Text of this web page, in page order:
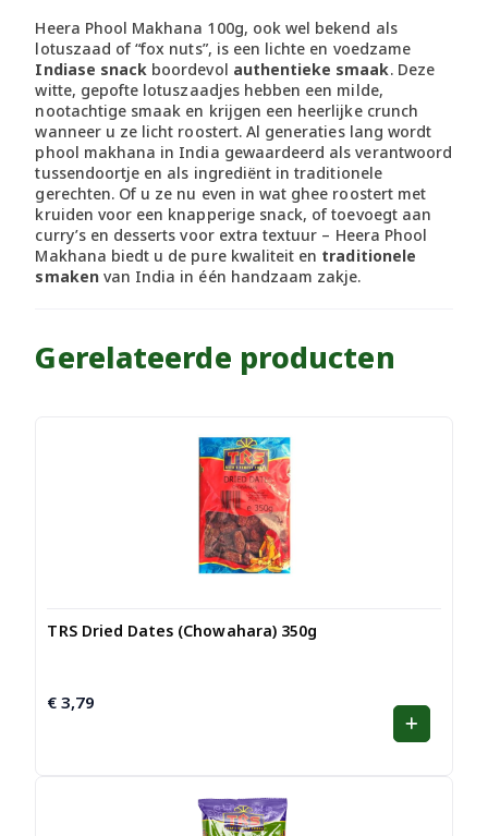
Heera Phool Makhana 100g, ook wel bekend als
lotuszaad of “fox nuts”, is een lichte en voedzame
Indiase snack boordevol authentieke smaak. Deze
witte, gepofte lotuszaadjes hebben een milde,
nootachtige smaak en krijgen een heerlijke crunch
wanneer u ze licht roostert. Al generaties lang wordt
phool makhana in India gewaardeerd als verantwoord
tussendoortje en als ingrediënt in traditionele
gerechten. Of u ze nu even in wat ghee roostert met
kruiden voor een knapperige snack, of toevoegt aan
curry’s en desserts voor extra textuur – Heera Phool
Makhana biedt u de pure kwaliteit en traditionele
smakenvan India in één handzaam zakje.
Gerelateerde producten
TRS Dried Dates (Chowahara) 350g
€ 3,79